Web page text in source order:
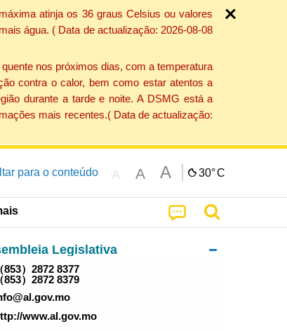
atinja os 36 graus Celsius ou valores
água. ( Data de actualização: 2026-08-08
nos próximos dias, com a temperatura
contra o calor, bem como estar atentos a
durante a tarde e noite. A DSMG está a
mais recentes.( Data de actualização:
para o conteúdo A A A 30°C
Legislativa
（853）2872 8377
（853）2872 8379
www.al.gov.mo